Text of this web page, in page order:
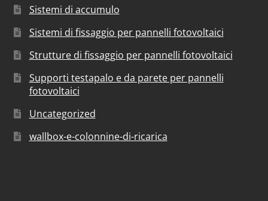
Sistemi di accumulo
Sistemi di fissaggio per pannelli fotovoltaici
Strutture di fissaggio per pannelli fotovoltaici
Supporti testapalo e da parete per pannelli
fotovoltaici
Uncategorized
wallbox-e-colonnine-di-ricarica